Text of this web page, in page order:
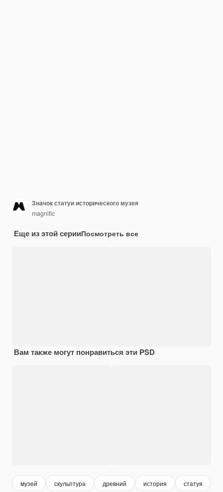
Значок статуи исторического музея
magnific
Еще из этой серииПосмотреть все
Вам также могут понравиться эти PSD
музей скульптура древний история статуя